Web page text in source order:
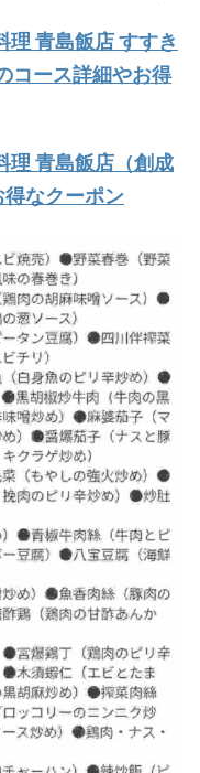
青島飯店 すすき
コース詳細やお得
青島飯店（創成
得なクーポン